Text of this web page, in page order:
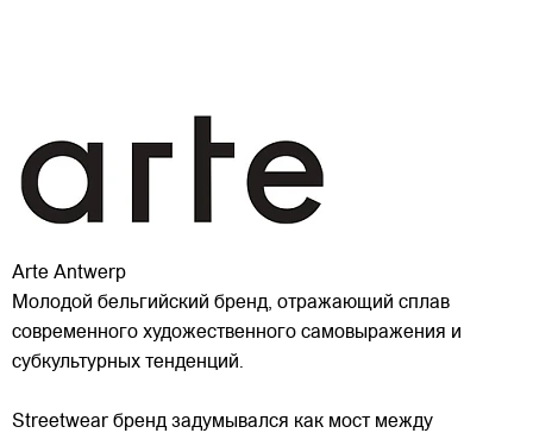
Arte Antwerp
Молодой бельгийский бренд, отражающий сплав
современного художественного самовыражения и
субкультурных тенденций.
Streetwear бренд задумывался как мост между